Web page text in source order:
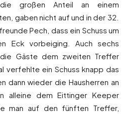
großen Anteil an einem
gaben nicht auf und in der 32.
Pech, dass ein Schuss um
Eck vorbeiging. Auch sechs
Gäste dem zweiten Treffer
verfehlte ein Schuss knapp das
dann wieder die Hausherren an
alleine dem Eittinger Keeper
man auf den fünften Treffer,